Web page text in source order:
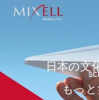
日本の文
もっと